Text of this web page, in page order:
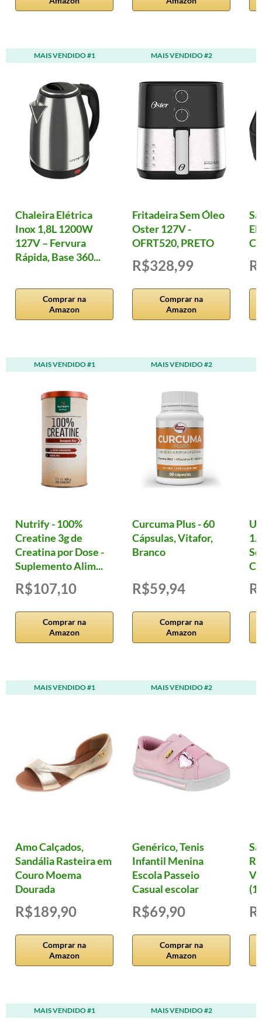
MAIS VENDIDO #1
Chaleira Elétrica
Inox 1,8L 1200W
127V – Fervura
Rápida, Base 360...
Comprar na
Amazon
MAIS VENDIDO #2
Fritadeira Sem Óleo
Oster 127V -
OFRT520, PRETO
R$328,99
Comprar na
Amazon
MAIS VENDIDO #1
Nutrify - 100%
Creatine 3g de
Creatina por Dose -
Suplemento Alim...
R$107,10
Comprar na
Amazon
MAIS VENDIDO #2
Curcuma Plus - 60
Cápsulas, Vitafor,
Branco
R$59,94
Comprar na
Amazon
MAIS VENDIDO #1
Amo Calçados,
Sandália Rasteira em
Couro Moema
Dourada
R$189,90
Comprar na
Amazon
MAIS VENDIDO #2
Genérico, Tenis
Infantil Menina
Escola Passeio
Casual escolar
R$69,90
Comprar na
Amazon
MAIS VENDIDO #1 MAIS VENDIDO #2